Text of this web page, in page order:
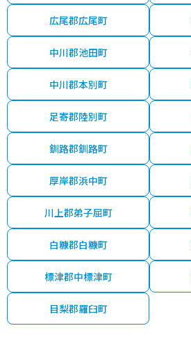
広尾郡広尾町
中川郡池田町
中川郡本別町
足寄郡陸別町
釧路郡釧路町
厚岸郡浜中町
川上郡弟子屈町
白糠郡白糠町
標津郡中標津町
目梨郡羅臼町